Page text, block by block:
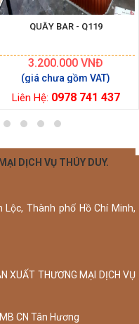
QUẦY BAR - Q119
3.200.000 VNĐ
Liên Hệ: 0978 741 437
DỊCH VỤ THÚY DUY.
Thành phố Hồ Chí Minh,
XUẤT THƯƠNG MẠI DỊCH VỤ
CN Tân Hương